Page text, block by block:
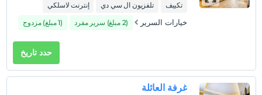
تسجيل المغادرة
قبل 12:00
تكييف تلفزيون ال سي دي إنترنت لاسلكي
خيارات السرير (2 مبلغ) سرير مفرد (1 مبلغ) مزدوج
حدد تاريخ
غرفة العائلة